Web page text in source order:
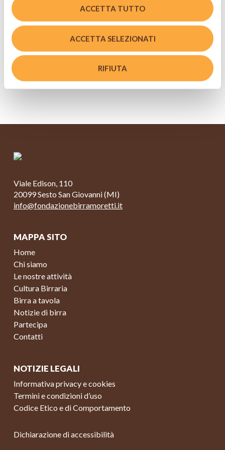
ACCETTA TUTTO
ACCETTA SELEZIONATI
RIFIUTA
Baffo d'Oro
Viale Edison, 110
20099 Sesto San Giovanni (MI)
info@fondazionebirramoretti.it
MAPPA SITO
Home
Chi siamo
Le nostre attività
Cultura Birraria
Birra a tavola
Notizie di birra
Partecipa
Contatti
NOTIZIE LEGALI
Informativa privacy e cookies
Termini e condizioni d’uso
Codice Etico e di Comportamento
Dichiarazione di accessibilità